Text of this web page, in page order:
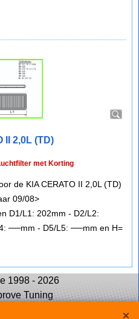
II 2,0L (TD)
met Korting
de KIA CERATO II 2,0L (TD)
09/08>
D1/L1: 202mm - D2/L2:
──mm - D5/L5: ──mm en H=
1998 - 2026
Tuning